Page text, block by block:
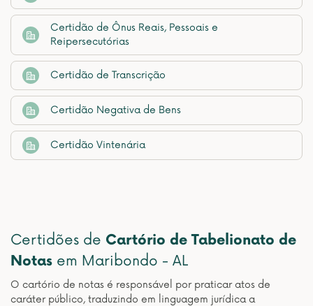
Certidão de Ônus Reais, Pessoais e
Reipersecutórias
Certidão de Transcrição
Certidão Negativa de Bens
Certidão Vintenária
Certidões de Cartório de Tabelionato de
Notas em Maribondo - AL
O cartório de notas é responsável por praticar atos de
caráter público, traduzindo em linguagem jurídica a